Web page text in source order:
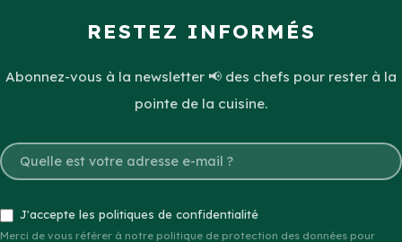
RESTEZ INFORMÉS
Abonnez-vous à la newsletter 📢 des chefs pour rester à la
pointe de la cuisine.
J'accepte les politiques de confidentialité
Merci de vous référer à notre politique de protection des données pour